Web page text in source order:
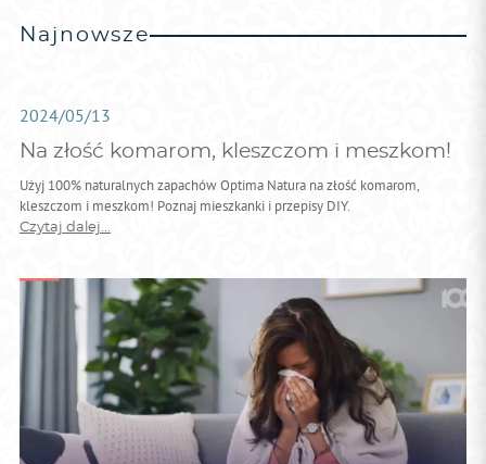
Najnowsze
2024/05/13
Na złość komarom, kleszczom i meszkom!
Użyj 100% naturalnych zapachów Optima Natura na złość komarom,
kleszczom i meszkom! Poznaj mieszkanki i przepisy DIY.
Czytaj dalej...